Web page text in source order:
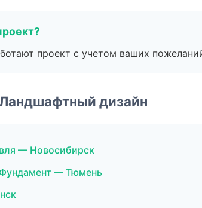
проект с учетом ваших
дизайн
— Новосибирск
— Тюмень